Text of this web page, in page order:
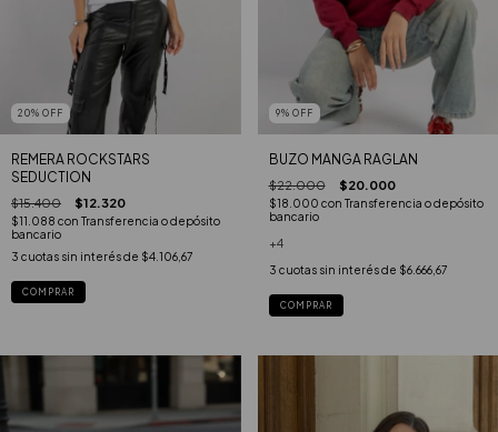
20% OFF
REMERA ROCKSTARS
SEDUCTION
$15.400 $12.320
$11.088 con Transferencia o depósito
bancario
3 cuotas sin interés de $4.106,67
COMPRAR
9% OFF
BUZO MANGA RAGLAN
$22.000 $20.000
$18.000 con Transferencia o depósito
bancario
+4
3 cuotas sin interés de $6.666,67
COMPRAR